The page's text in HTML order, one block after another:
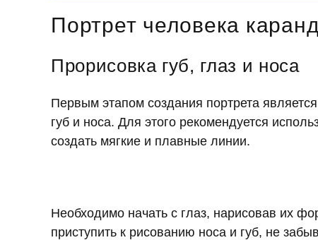
Портрет человека
Прорисовка губ, глаз и носа
Первым этапом создания портрета
губ и носа. Для этого рекомендуется
создать мягкие и плавные линии.
Необходимо начать с глаз, нарисовав их
приступить к рисованию носа и губ, не